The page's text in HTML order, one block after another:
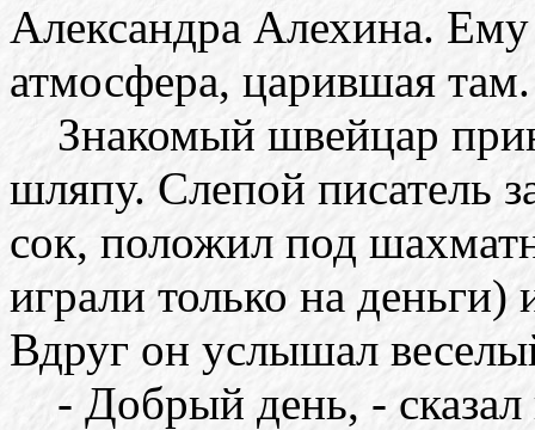
Александра Алехина.
атмосфера, царившая там.
Знакомый швейцар
шляпу. Слепой писатель
сок, положил под
играли только на деньги)
Вдруг он услышал
- Добрый день, - сказал